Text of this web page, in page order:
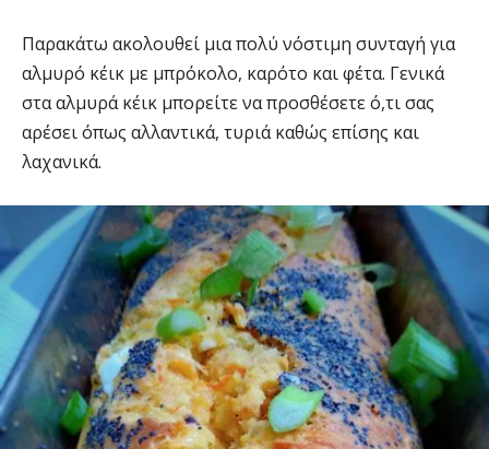
Παρακάτω ακολουθεί μια πολύ νόστιμη συνταγή για
αλμυρό κέικ με μπρόκολο, καρότο και φέτα. Γενικά
στα αλμυρά κέικ μπορείτε να προσθέσετε ό,τι σας
αρέσει όπως αλλαντικά, τυριά καθώς επίσης και
λαχανικά.